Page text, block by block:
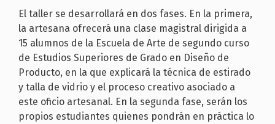
El taller se desarrollará en dos fases. En la primera,
la artesana ofrecerá una clase magistral dirigida a
15 alumnos de la Escuela de Arte de segundo curso
de Estudios Superiores de Grado en Diseño de
Producto, en la que explicará la técnica de estirado
y talla de vidrio y el proceso creativo asociado a
este oficio artesanal. En la segunda fase, serán los
propios estudiantes quienes pondrán en práctica lo